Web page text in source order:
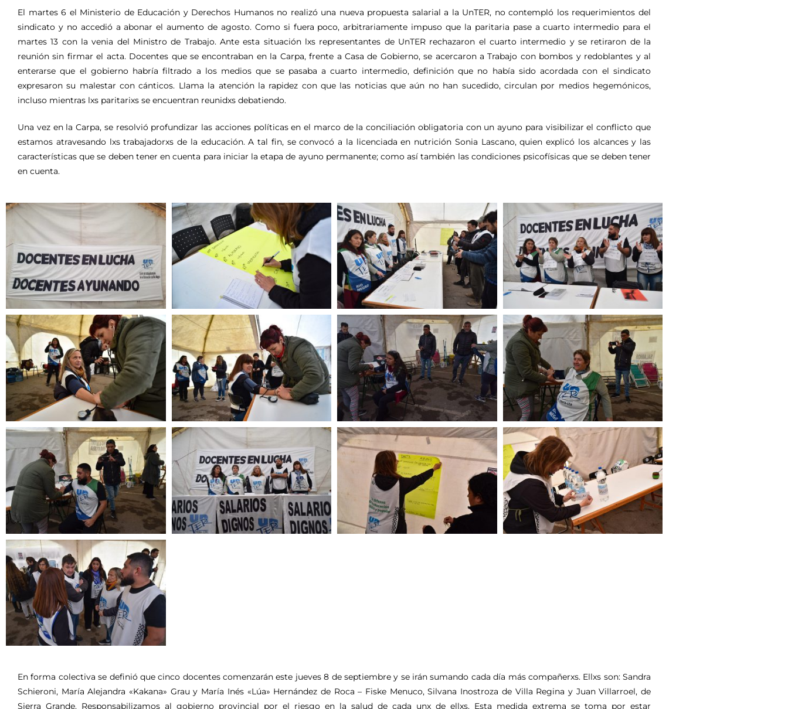
El martes 6 el Ministerio de Educación y Derechos Humanos no realizó una nueva propuesta salarial a la UnTER, no contempló los requerimientos del
sindicato y no accedió a abonar el aumento de agosto. Como si fuera poco, arbitrariamente impuso que la paritaria pase a cuarto intermedio para el
martes 13 con la venia del Ministro de Trabajo. Ante esta situación lxs representantes de UnTER rechazaron el cuarto intermedio y se retiraron de la
reunión sin firmar el acta. Docentes que se encontraban en la Carpa, frente a Casa de Gobierno, se acercaron a Trabajo con bombos y redoblantes y al
enterarse que el gobierno habría filtrado a los medios que se pasaba a cuarto intermedio, definición que no había sido acordada con el sindicato
expresaron su malestar con cánticos. Llama la atención la rapidez con que las noticias que aún no han sucedido, circulan por medios hegemónicos,
incluso mientras lxs paritarixs se encuentran reunidxs debatiendo.
Una vez en la Carpa, se resolvió profundizar las acciones políticas en el marco de la conciliación obligatoria con un ayuno para visibilizar el conflicto que
estamos atravesando lxs trabajadorxs de la educación. A tal fin, se convocó a la licenciada en nutrición Sonia Lascano, quien explicó los alcances y las
características que se deben tener en cuenta para iniciar la etapa de ayuno permanente; como así también las condiciones psicofísicas que se deben tener
en cuenta.
En forma colectiva se definió que cinco docentes comenzarán este jueves 8 de septiembre y se irán sumando cada día más compañerxs. Ellxs son: Sandra
Schieroni, María Alejandra «Kakana» Grau y María Inés «Lúa» Hernández de Roca – Fiske Menuco, Silvana Inostroza de Villa Regina y Juan Villarroel, de
Sierra Grande. Responsabilizamos al gobierno provincial por el riesgo en la salud de cada unx de ellxs. Esta medida extrema se toma por estar